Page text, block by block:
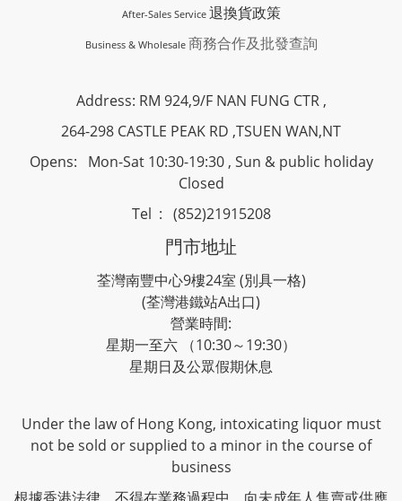
After-Sales Service 退換貨政策
Business & Wholesale 商務合作及批發查詢
Address: RM 924,9/F NAN FUNG CTR ,
264-298 CASTLE PEAK RD ,TSUEN WAN,NT
Opens: Mon-Sat 10:30-19:30 , Sun & public holiday
Closed
Tel : (852)21915208
門市地址
荃灣南豐中心9樓24室 (別具一格)
(荃灣港鐵站A出口)
營業時間:
星期一至六 （10:30～19:30）
星期日及公眾假期休息
Under the law of Hong Kong, intoxicating liquor must
not be sold or supplied to a minor in the course of
business
根據香港法律，不得在業務過程中，向未成年人售賣或供應